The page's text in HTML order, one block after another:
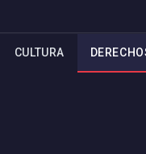
CULTURA